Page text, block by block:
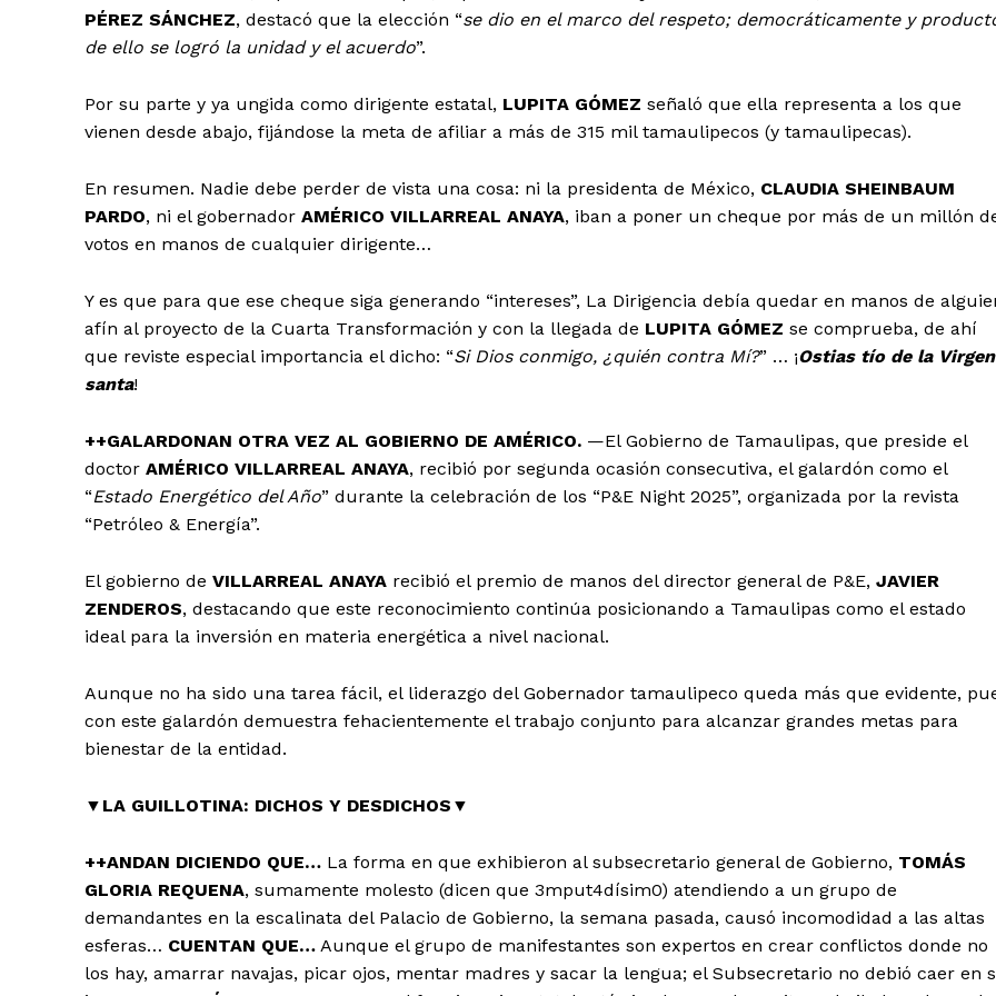
PÉREZ SÁNCHEZ, destacó que la elección “se dio en el marco del respeto; democráticamente y
de ello se logró la unidad y el acuerdo”.
Por su parte y ya ungida como dirigente estatal, LUPITA GÓMEZ señaló que ella representa a los que
vienen desde abajo, fijándose la meta de afiliar a más de 315 mil tamaulipecos (y tamaulipecas).
En resumen. Nadie debe perder de vista una cosa: ni la presidenta de México, CLAUDIA SHEINBAUM
PARDO, ni el gobernador AMÉRICO VILLARREAL ANAYA, iban a poner un cheque por más de un millón
votos en manos de cualquier dirigente…
Y es que para que ese cheque siga generando “intereses”, La Dirigencia debía quedar en manos de
afín al proyecto de la Cuarta Transformación y con la llegada de LUPITA GÓMEZ se comprueba, de ahí
que reviste especial importancia el dicho: “Si Dios conmigo, ¿quién contra Mí?” … ¡Ostias tío de la Virgen
santa!
++GALARDONAN OTRA VEZ AL GOBIERNO DE AMÉRICO. —El Gobierno de Tamaulipas, que preside el
doctor AMÉRICO VILLARREAL ANAYA, recibió por segunda ocasión consecutiva, el galardón como el
“Estado Energético del Año” durante la celebración de los “P&E Night 2025”, organizada por la revista
“Petróleo & Energía”.
El gobierno de VILLARREAL ANAYA recibió el premio de manos del director general de P&E, JAVIER
ZENDEROS, destacando que este reconocimiento continúa posicionando a Tamaulipas como el estado
ideal para la inversión en materia energética a nivel nacional.
Aunque no ha sido una tarea fácil, el liderazgo del Gobernador tamaulipeco queda más que evidente,
con este galardón demuestra fehacientemente el trabajo conjunto para alcanzar grandes metas para
bienestar de la entidad.
▼ LA GUILLOTINA: DICHOS Y DESDICHOS ▼
++ANDAN DICIENDO QUE… La forma en que exhibieron al subsecretario general de Gobierno, TOMÁS
GLORIA REQUENA, sumamente molesto (dicen que 3mput4dísim0) atendiendo a un grupo de
demandantes en la escalinata del Palacio de Gobierno, la semana pasada, causó incomodidad a las altas
esferas… CUENTAN QUE… Aunque el grupo de manifestantes son expertos en crear conflictos donde no
los hay, amarrar navajas, picar ojos, mentar madres y sacar la lengua; el Subsecretario no debió caer en